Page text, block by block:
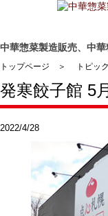
中華惣菜製造販売、中
トップページ ＞ トピッ
発寒餃子館 5
2022/4/28